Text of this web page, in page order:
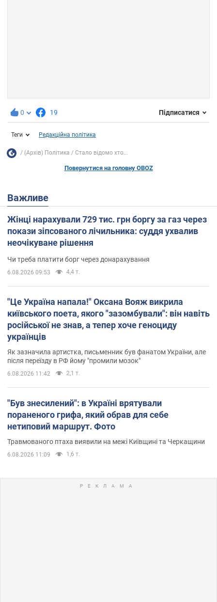
0 19 Підписатися
Теги Редакційна політика
(Архів) Політика Стало відомо хто...
Повернутися на головну OBOZ
Важливе
Жінці нарахували 729 тис. грн боргу за газ через
покази зіпсованого лічильника: суддя ухвалив
неочікуване рішення
Чи треба платити борг через донарахування
6.08.2026 09:53 4,4 т.
"Це Україна напала!" Оксана Вояж викрила
київського поета, якого "зазомбували": він навіть
російської не знав, а тепер хоче геноциду
українців
Як зазначила артистка, письменник був фанатом України, але
після переїзду в РФ йому "промили мозок"
6.08.2026 11:42 2,1 т.
"Був знесилений": в Україні врятували
пораненого грифа, який обрав для себе
нетиповий маршрут. Фото
Травмованого птаха виявили на межі Київщині та Черкащини
6.08.2026 11:09 1,6 т.